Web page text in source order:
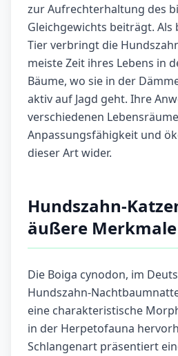
zur Aufrechterhaltung des
Gleichgewichts beiträgt.
Tier verbringt die
meiste Zeit ihres Lebens in
Bäume, wo sie in der
aktiv auf Jagd geht. Ihre
verschiedenen
Anpassungsfähigkeit und
dieser Art wider.
Hundszahn-
äußere Merkmale
Die Boiga cynodon, im
Hundszahn-
eine charakteristische
in der Herpetofauna
Schlangenart präsentiert